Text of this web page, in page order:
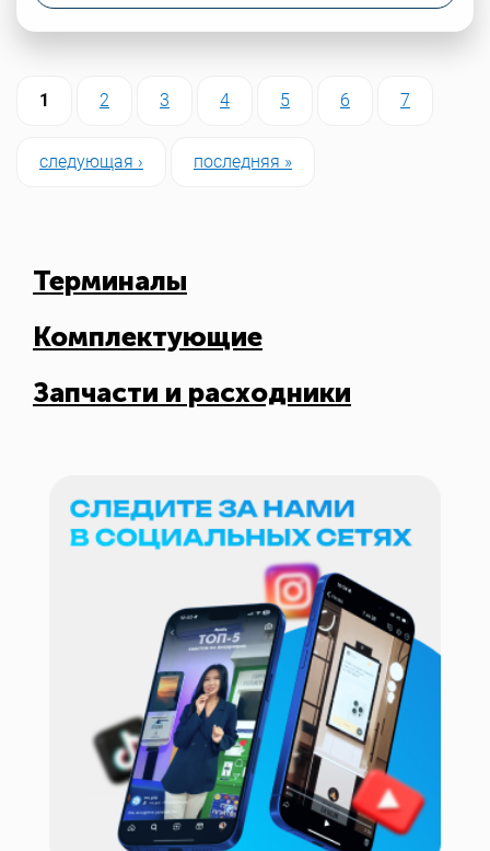
Терминалы
Комплектующие
Запчасти и расходники
Страницы
1 2 3 4 5 6 7
следующая › последняя »